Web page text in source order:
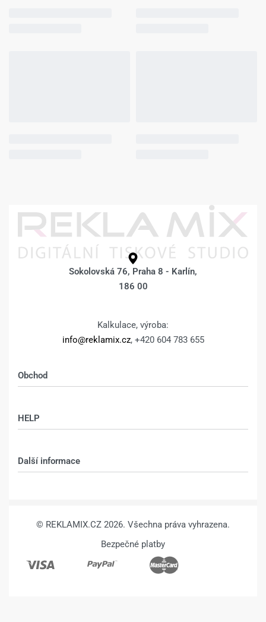
Sokolovská 76, Praha 8 - Karlín,
186 00
Kalkulace, výroba:
info@reklamix.cz, +420 604 783 655
Obchod
Můj účet – shop
HELP
Další informace
© REKLAMIX.CZ 2026. Všechna práva vyhrazena.
Bezpečné platby